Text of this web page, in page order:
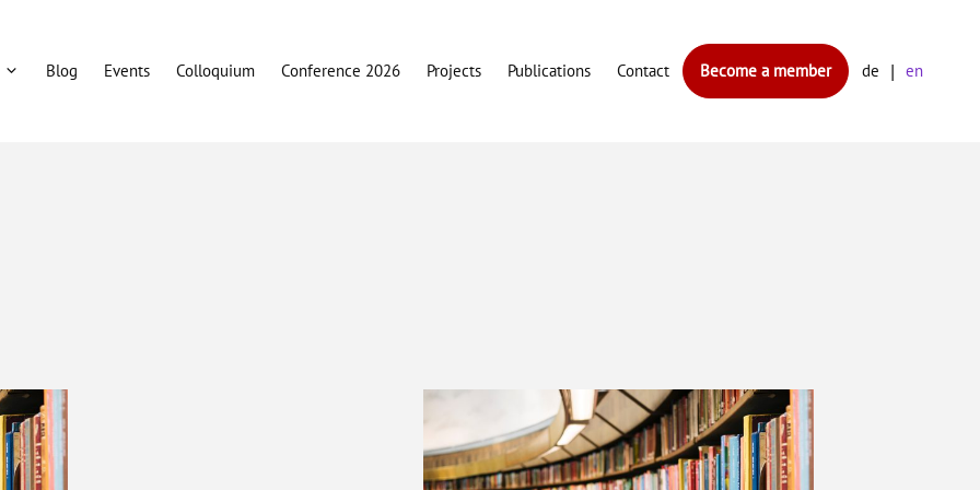
Blog Events Colloquium Conference 2026 Projects Publications Contact Become a member de en